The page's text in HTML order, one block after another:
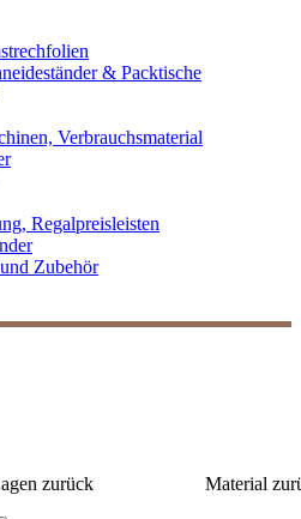
& Packtische
Verbrauchsmaterial
Regalpreisleisten
Zubehör
zurück
Material